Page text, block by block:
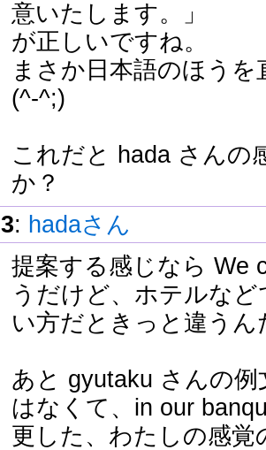
意いたします。」
が正しいですね。
まさか日本語のほう
(^-^;)
これだと hada さんの
か？
3: hadaさん
提案する感じなら We
うだけど、ホテルな
い方だときっと違うん
あと gyutaku さんの
はなくて、in our
更した、わたしの感